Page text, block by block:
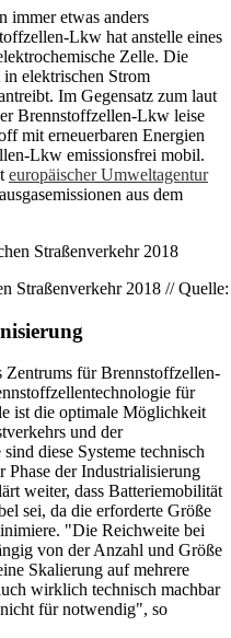
immer etwas anders
Lkw hat anstelle eines
Zelle. Die
elektrischen Strom
Im Gegensatz zum laut
Brennstoffzellen-Lkw leise
mit erneuerbaren Energien
Lkw emissionsfrei mobil.
europäischer Umweltagentur
aus dem
Straßenverkehr 2018 //
Zentrums für Brennstoffzellen-
für
ist die optimale Möglichkeit
und der
diese Systeme technisch
Phase der Industrialisierung
weiter, dass Batteriemobilität
sei, da die erforderte Größe
"Die Reichweite bei
von der Anzahl und Größe
Skalierung auf mehrere
wirklich technisch machbar
für notwendig", so